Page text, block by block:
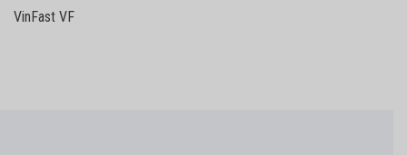
VinFast VF